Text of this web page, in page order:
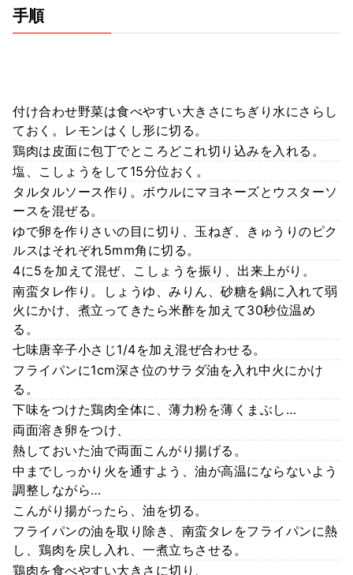
手順
付け合わせ野菜は食べやすい大きさにちぎり水にさらし
ておく。レモンはくし形に切る。
鶏肉は皮面に包丁でところどこれ切り込みを入れる。
塩、こしょうをして15分位おく。
タルタルソース作り。ボウルにマヨネーズとウスターソ
ースを混ぜる。
ゆで卵を作りさいの目に切り、玉ねぎ、きゅうりのピク
ルスはそれぞれ5mm角に切る。
4に5を加えて混ぜ、こしょうを振り、出来上がり。
南蛮タレ作り。しょうゆ、みりん、砂糖を鍋に入れて弱
火にかけ、煮立ってきたら米酢を加えて30秒位温め
る。
七味唐辛子小さじ1/4を加え混ぜ合わせる。
フライパンに1cm深さ位のサラダ油を入れ中火にかけ
る。
下味をつけた鶏肉全体に、薄力粉を薄くまぶし…
両面溶き卵をつけ、
熱しておいた油で両面こんがり揚げる。
中までしっかり火を通すよう、油が高温にならないよう
調整しながら…
こんがり揚がったら、油を切る。
フライパンの油を取り除き、南蛮タレをフライパンに熱
し、鶏肉を戻し入れ、一煮立ちさせる。
鶏肉を食べやすい大きさに切り、